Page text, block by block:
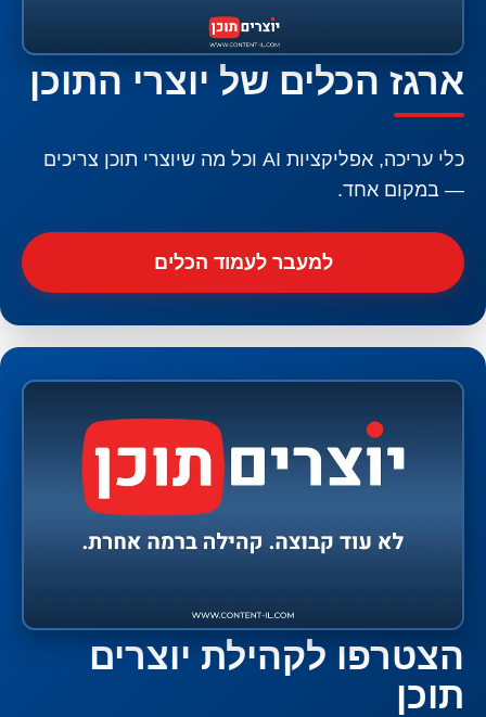
ארגז הכלים של יוצרי התוכן
כלי עריכה, אפליקציות AI וכל מה שיוצרי תוכן צריכים
— במקום אחד.
למעבר לעמוד הכלים
הצטרפו לקהילת יוצרים
תוכן